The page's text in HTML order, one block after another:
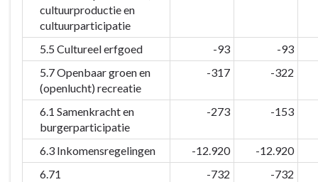
cultuurproductie en
cultuurparticipatie
5.5 Cultureel erfgoed -93
-93
5.7 Openbaar groen en
(openlucht) recreatie
-317 -322
6.1 Samenkracht en
burgerparticipatie
-273 -153
6.3 Inkomensregelingen -12.920
-12.920
6.71
-732 -732